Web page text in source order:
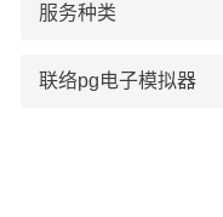
服务种类
联络pg电子模拟器